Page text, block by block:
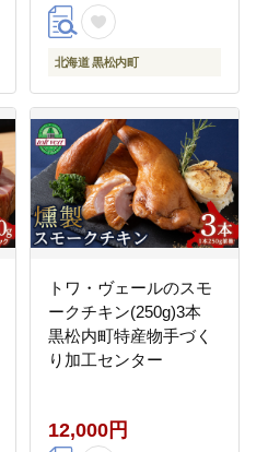
北海道 黒松内町
トワ・ヴェールのスモ
ークチキン(250g)3本
黒松内町特産物手づく
り加工センター
12,000円